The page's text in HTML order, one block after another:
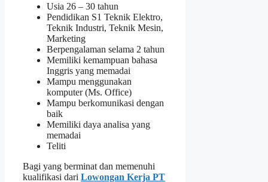
Usia 26 – 30 tahun
Pendidikan S1 Teknik Elektro,
Teknik Industri, Teknik Mesin,
Marketing
Berpengalaman selama 2 tahun
Memiliki kemampuan bahasa
Inggris yang memadai
Mampu menggunakan
komputer (Ms. Office)
Mampu berkomunikasi dengan
baik
Memiliki daya analisa yang
memadai
Teliti
Bagi yang berminat dan memenuhi
kualifikasi dari Lowongan Kerja PT